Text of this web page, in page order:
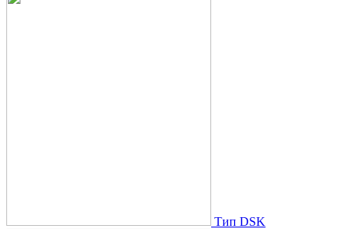
Тип DSK